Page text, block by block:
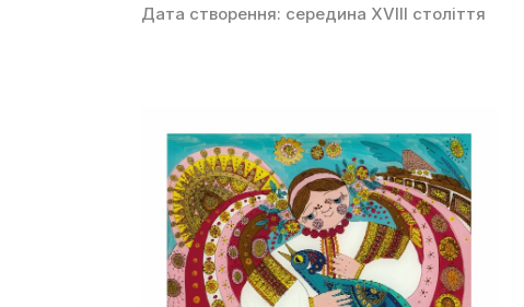
Дата створення: середина XVIII cтоліття